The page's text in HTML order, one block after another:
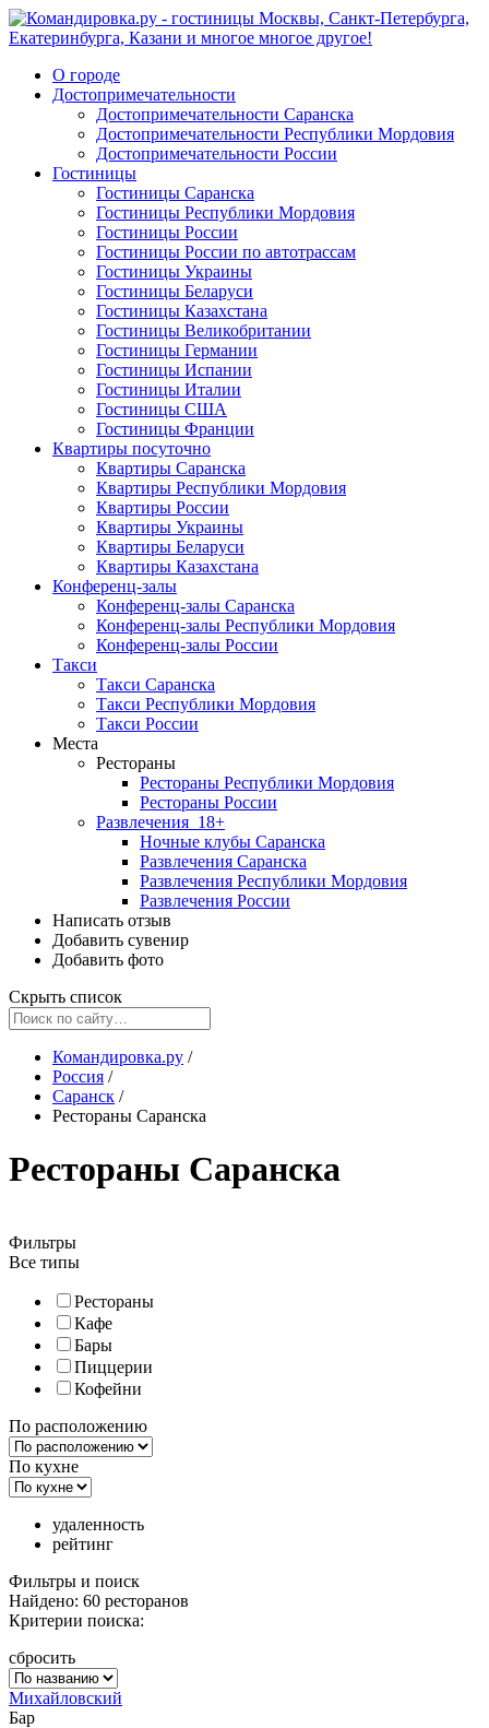
О городе
Достопримечательности
Достопримечательности Саранска
Достопримечательности Республики Мордовия
Достопримечательности России
Гостиницы
Гостиницы Саранска
Гостиницы Республики Мордовия
Гостиницы России
Гостиницы России по автотрассам
Гостиницы Украины
Гостиницы Беларуси
Гостиницы Казахстана
Гостиницы Великобритании
Гостиницы Германии
Гостиницы Испании
Гостиницы Италии
Гостиницы США
Гостиницы Франции
Квартиры посуточно
Квартиры Саранска
Квартиры Республики Мордовия
Квартиры России
Квартиры Украины
Квартиры Беларуси
Квартиры Казахстана
Конференц-залы
Конференц-залы Саранска
Конференц-залы Республики Мордовия
Конференц-залы России
Такси
Такси Саранска
Такси Республики Мордовия
Такси России
Места
Рестораны
Рестораны Республики Мордовия
Рестораны России
Развлечения 18+
Ночные клубы Саранска
Развлечения Саранска
Развлечения Республики Мордовия
Развлечения России
Написать отзыв
Добавить сувенир
Добавить фото
Скрыть список
Командировка.ру /
Россия /
Саранск /
Рестораны Саранска
Рестораны Саранска
Фильтры
Все типы
Рестораны
Кафе
Бары
Пиццерии
Кофейни
По расположению
По кухне
удаленность
рейтинг
Фильтры и поиск
Найдено: 60 ресторанов
Критерии поиска:
сбросить
Михайловский
Бар